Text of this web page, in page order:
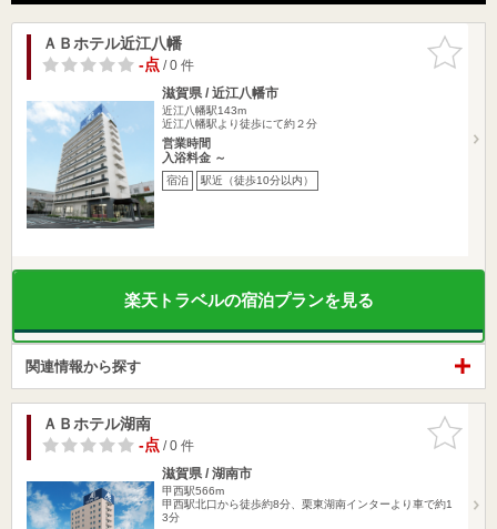
お気に入
りに追加
ＡＢホテル近江八幡
-点/ 0 件
滋賀県 / 近江八幡市
近江八幡駅143m
近江八幡駅より徒歩にて約２分
営業時間
入浴料金 ～
宿泊 駅近（徒歩10分以内）
楽天トラベルの宿泊プランを見る
関連情報から探す
お気に入
りに追加
ＡＢホテル湖南
-点/ 0 件
滋賀県 / 湖南市
甲西駅566m
甲西駅北口から徒歩約8分、栗東湖南インターより車で約1
3分